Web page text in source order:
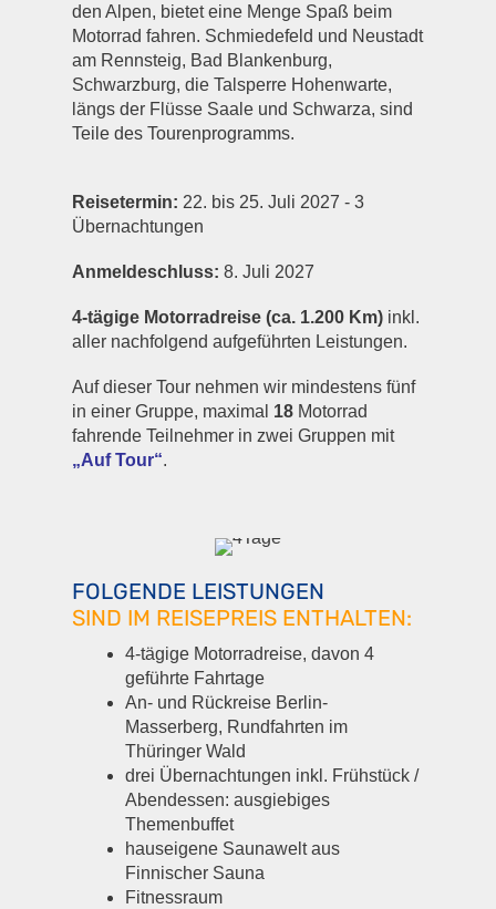
den Alpen, bietet eine Menge Spaß beim
Motorrad fahren. Schmiedefeld und Neustadt
am Rennsteig, Bad Blankenburg,
Schwarzburg, die Talsperre Hohenwarte,
längs der Flüsse Saale und Schwarza, sind
Teile des Tourenprogramms.
Reisetermin: 22. bis 25. Juli 2027 - 3
Übernachtungen
Anmeldeschluss: 8. Juli 2027
4-tägige Motorradreise (ca. 1.200 Km) inkl.
aller nachfolgend aufgeführten Leistungen.
Auf dieser Tour nehmen wir mindestens fünf
in einer Gruppe, maximal 18 Motorrad
fahrende Teilnehmer in zwei Gruppen mit
„Auf Tour“.
FOLGENDE LEISTUNGEN
SIND IM REISEPREIS ENTHALTEN:
4-tägige Motorradreise, davon 4
geführte Fahrtage
An- und Rückreise Berlin-
Masserberg, Rundfahrten im
Thüringer Wald
drei Übernachtungen inkl. Frühstück /
Abendessen: ausgiebiges
Themenbuffet
hauseigene Saunawelt aus
Finnischer Sauna
Fitnessraum